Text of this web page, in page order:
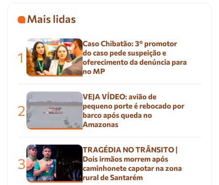
Mais lidas
1
Caso Chibatão: 3º promotor
do caso pede suspeição e
oferecimento da denúncia para
no MP
2
VEJA VÍDEO: avião de
pequeno porte é rebocado por
barco após queda no
Amazonas
3
TRAGÉDIA NO TRÂNSITO |
Dois irmãos morrem após
caminhonete capotar na zona
rural de Santarém